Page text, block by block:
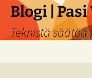
Siirry
sisältöön
Blogi |
Teknistä